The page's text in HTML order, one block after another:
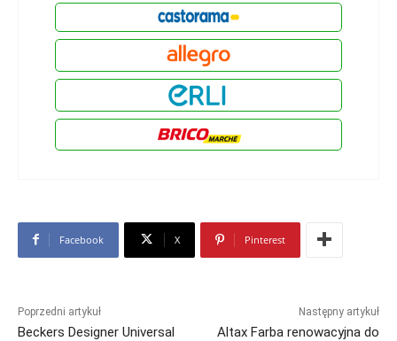
Facebook X Pinterest
Poprzedni artykuł
Beckers Designer Universal
Następny artykuł
Altax Farba renowacyjna do